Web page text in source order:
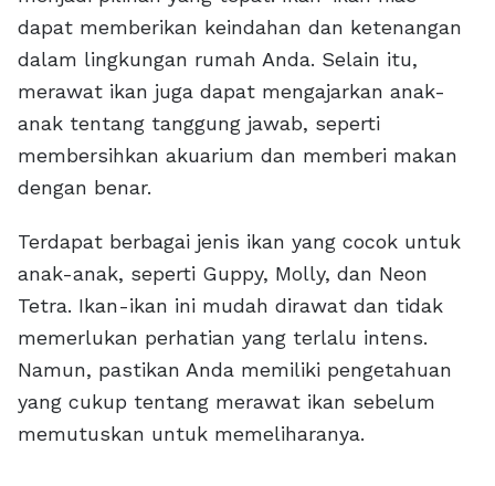
dapat memberikan keindahan dan ketenangan
dalam lingkungan rumah Anda. Selain itu,
merawat ikan juga dapat mengajarkan anak-
anak tentang tanggung jawab, seperti
membersihkan akuarium dan memberi makan
dengan benar.
Terdapat berbagai jenis ikan yang cocok untuk
anak-anak, seperti Guppy, Molly, dan Neon
Tetra. Ikan-ikan ini mudah dirawat dan tidak
memerlukan perhatian yang terlalu intens.
Namun, pastikan Anda memiliki pengetahuan
yang cukup tentang merawat ikan sebelum
memutuskan untuk memeliharanya.